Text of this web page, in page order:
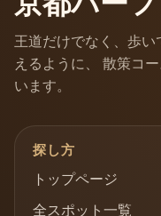
王道だけでなく、歩
えるように、 散策コ
います。
探し方
トップページ
全スポット一覧